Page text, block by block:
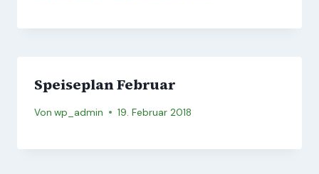
Speiseplan Februar
Von wp_admin 19. Februar 2018